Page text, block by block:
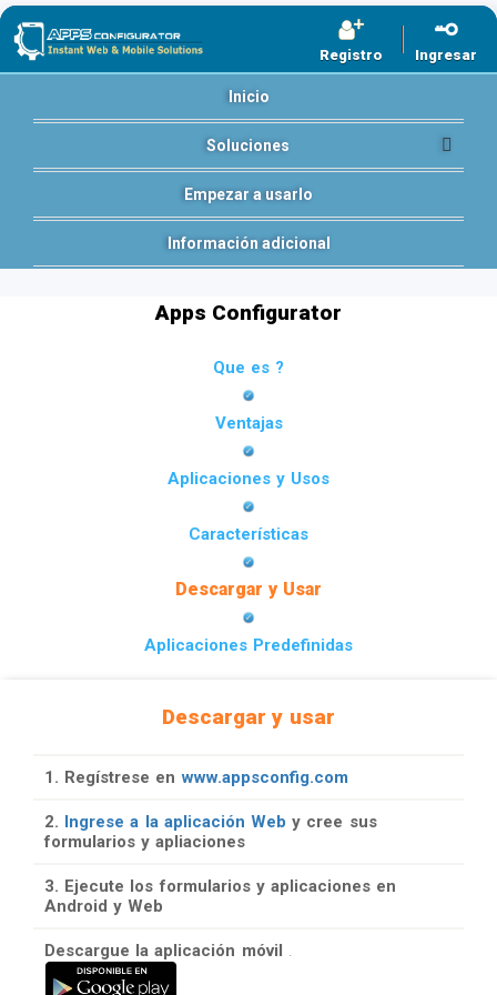
Registro Ingresar
Inicio
Soluciones
Empezar a usarlo
Información adicional
Apps Configurator
Que es ?
Ventajas
Aplicaciones y Usos
Características
Descargar y Usar
Aplicaciones Predefinidas
Descargar y usar
1. Regístrese enwww.appsconfig.com
2. Ingrese a la aplicación Weby cree sus
formularios y apliaciones
3. Ejecute los formularios y aplicaciones en
Android y Web
Descargue la aplicación móvil .